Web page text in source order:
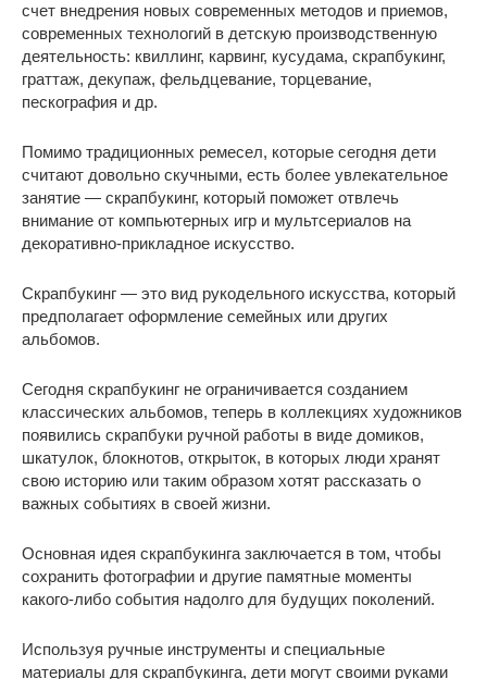
счет внедрения новых современных методов и приемов,
современных технологий в детскую производственную
деятельность: квиллинг, карвинг, кусудама, скрапбукинг,
граттаж, декупаж, фельдцевание, торцевание,
пескография и др.
Помимо традиционных ремесел, которые сегодня дети
считают довольно скучными, есть более увлекательное
занятие — скрапбукинг, который поможет отвлечь
внимание от компьютерных игр и мультсериалов на
декоративно-прикладное искусство.
Скрапбукинг — это вид рукодельного искусства, который
предполагает оформление семейных или других
альбомов.
Сегодня скрапбукинг не ограничивается созданием
классических альбомов, теперь в коллекциях художников
появились скрапбуки ручной работы в виде домиков,
шкатулок, блокнотов, открыток, в которых люди хранят
свою историю или таким образом хотят рассказать о
важных событиях в своей жизни.
Основная идея скрапбукинга заключается в том, чтобы
сохранить фотографии и другие памятные моменты
какого-либо события надолго для будущих поколений.
Используя ручные инструменты и специальные
материалы для скрапбукинга, дети могут своими руками